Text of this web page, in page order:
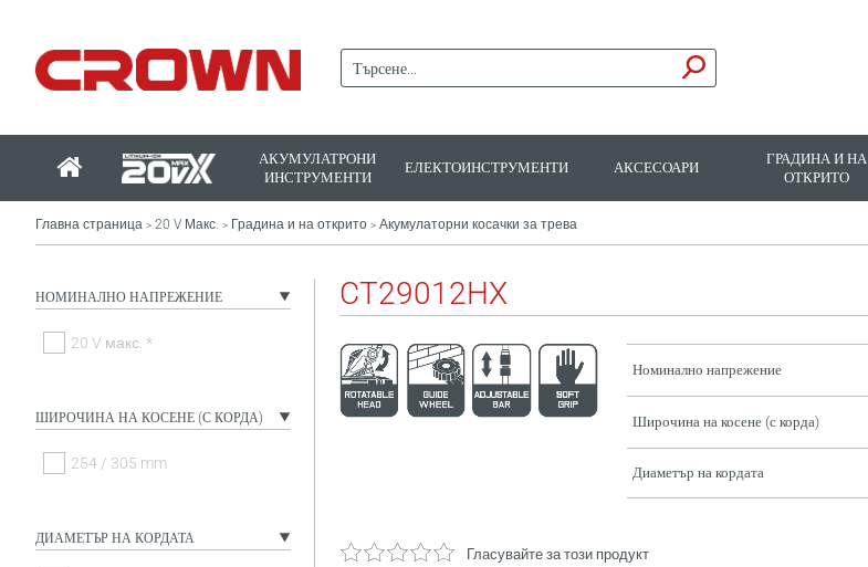
АКУМУЛАТРОНИ
ИНСТРУМЕНТИ
ЕЛЕКТОИНСТРУМЕНТИ АКСЕСОАРИ
ГРАДИНА И НА
ОТКРИТО
Главна страница > 20 V Макс. > Градина и на открито > Акумулаторни косачки за трева
НОМИНАЛНО НАПРЕЖЕНИЕ
20 V макс. *
ШИРОЧИНА НА КОСЕНЕ (С КОРДА)
254 / 305 mm
ДИАМЕТЪР НА КОРДАТА
CT29012HX
Номинално напрежение
Широчина на косене (с корда)
Диаметър на кордата
Гласувайте за този продукт